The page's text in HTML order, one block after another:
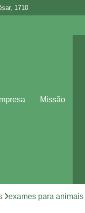
1710
Missão
exames para animais